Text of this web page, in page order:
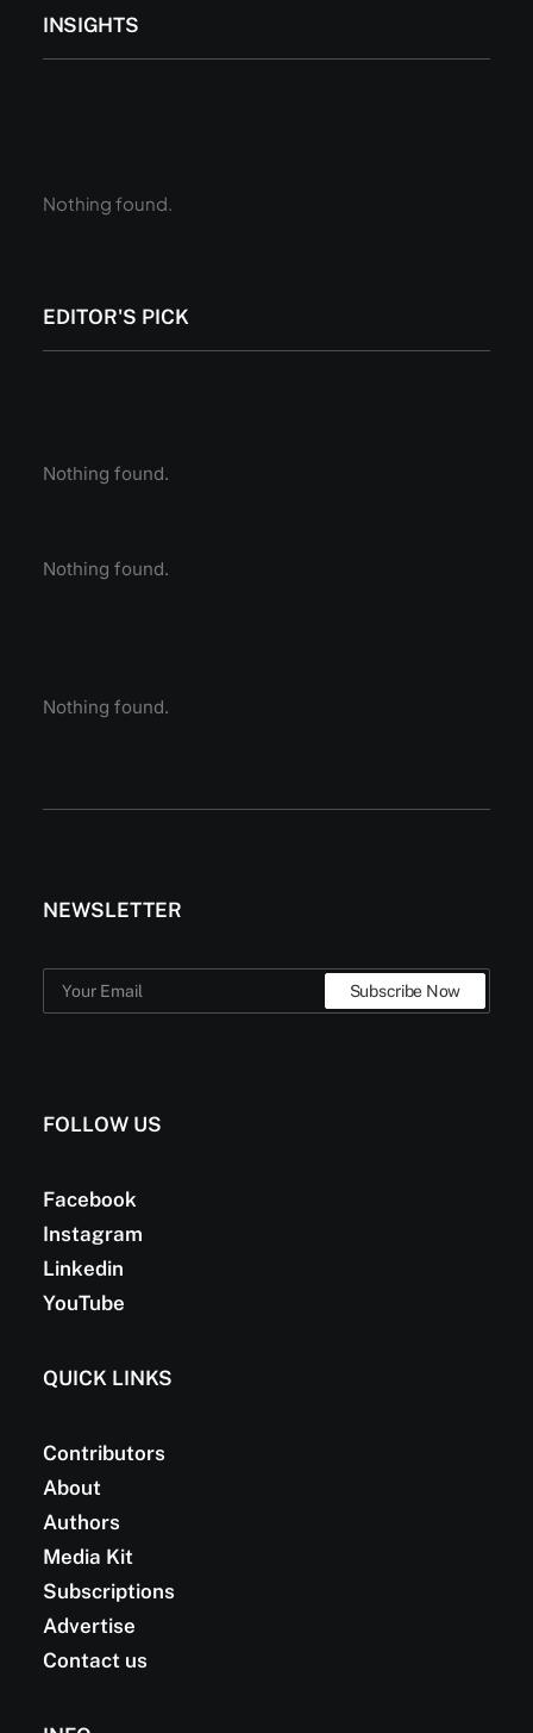
INSIGHTS
Nothing found.
EDITOR'S PICK
Nothing found.
Nothing found.
Nothing found.
NEWSLETTER
FOLLOW US
Facebook
Instagram
Linkedin
YouTube
QUICK LINKS
Contributors
About
Authors
Media Kit
Subscriptions
Advertise
Contact us